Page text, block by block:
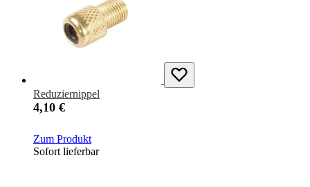
Reduziernippel
4,10 €
Zum Produkt
Sofort lieferbar